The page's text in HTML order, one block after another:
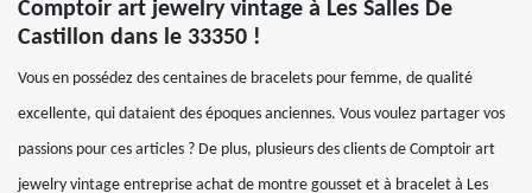
Comptoir art jewelry vintage à Les Salles De
Castillon dans le 33350 !
Vous en possédez des centaines de bracelets pour femme, de qualité
excellente, qui dataient des époques anciennes. Vous voulez partager vos
passions pour ces articles ? De plus, plusieurs des clients de Comptoir art
jewelry vintage entreprise achat de montre gousset et à bracelet à Les